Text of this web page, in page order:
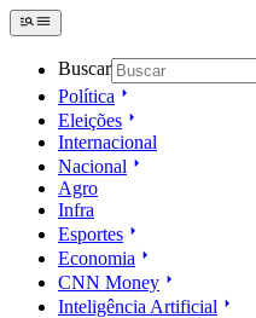
Buscar
Política
Eleições
Internacional
Nacional
Agro
Infra
Esportes
Economia
CNN Money
Inteligência Artificial